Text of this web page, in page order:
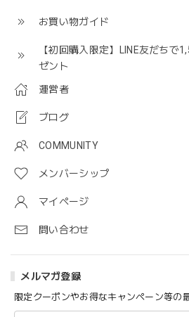
お買い物ガイド
【初回購入限定】LINE友だちで
ゼント
運営者
ブログ
COMMUNITY
メンバーシップ
マイページ
問い合わせ
メルマガ登録
限定クーポンやお得なキャンペーン等の